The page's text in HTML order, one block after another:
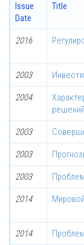
Issue
Date
Title
2016
2003
2004
2003
2003
2003
2014
2014